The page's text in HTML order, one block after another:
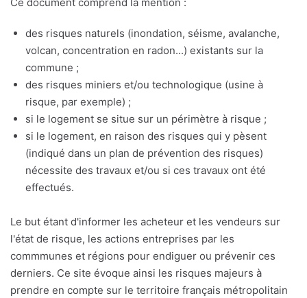
des risques naturels (inondation, séisme, avalanche,
volcan, concentration en radon...) existants sur la
commune ;
des risques miniers et/ou technologique (usine à
risque, par exemple) ;
si le logement se situe sur un périmètre à risque ;
si le logement, en raison des risques qui y pèsent
(indiqué dans un plan de prévention des risques)
nécessite des travaux et/ou si ces travaux ont été
effectués.
Le but étant d'informer les acheteur et les vendeurs sur
l'état de risque, les actions entreprises par les
commmunes et régions pour endiguer ou prévenir ces
derniers. Ce site évoque ainsi les risques majeurs à
prendre en compte sur le territoire français métropolitain